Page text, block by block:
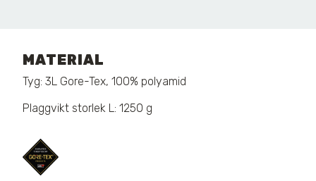
MATERIAL
Tyg: 3L Gore-Tex, 100% polyamid
Plaggvikt storlek L: 1250 g